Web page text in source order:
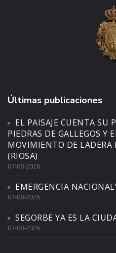
Últimas publicaciones
EL PAISAJE CUENTA SU
PIEDRAS DE GALLEGOS Y
MOVIMIENTO DE LADERA
(RIOSA)
07-08-2026
EMERGENCIA
07-08-2026
SEGORBE YA ES LA
07-08-2026